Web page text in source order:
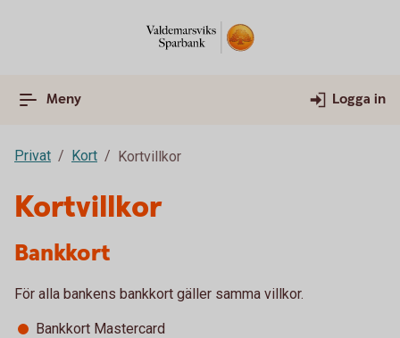
Meny Logga in
Privat Kort Kortvillkor
Kortvillkor
Bankkort
För alla bankens bankkort gäller samma villkor.
Bankkort Mastercard